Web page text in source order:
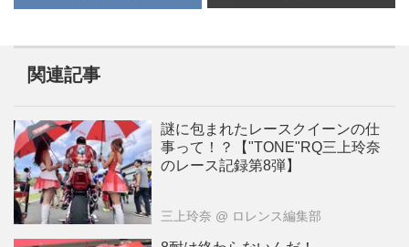
関連記事
謎に包まれたレースクイーンの仕
事って！？【"TONE"RQ三上玲奈
のレース記録第8弾】
三上玲奈 @ ロレンス編集部